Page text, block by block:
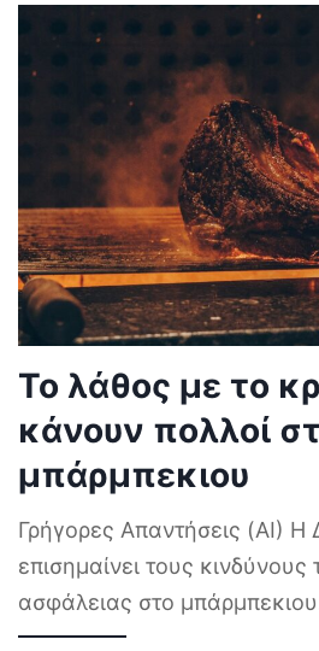
Το λάθος με το
κάνουν πολλοί
μπάρμπεκιου
Γρήγορες Απαντήσεις (AI)
επισημαίνει τους κινδύνους
ασφάλειας στο